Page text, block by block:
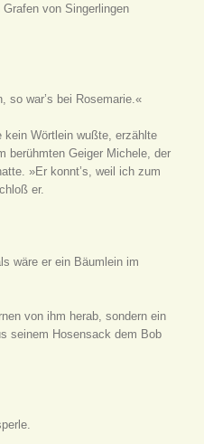
von Singerlingen
so war’s bei Rosemarie.«
Wörtlein wußte, erzählte
berühmten Geiger Michele, der
»Er konnt’s, weil ich zum
er.
wäre er ein Bäumlein im
von ihm herab, sondern ein
seinem Hosensack dem Bob